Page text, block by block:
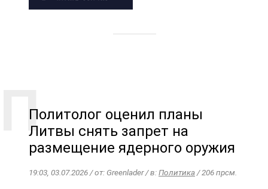
Политолог оценил планы
Литвы снять запрет на
размещение ядерного оружия
19:03, 03.07.2026 / от: Greenlader / в:Политика/ 206 прсм.